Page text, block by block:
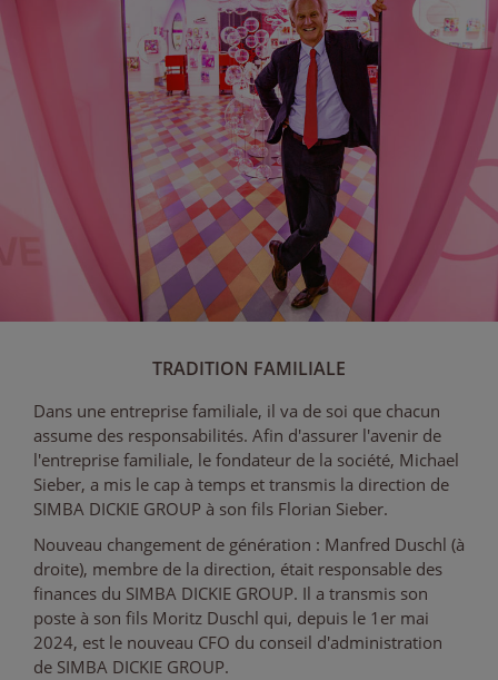
TRADITION FAMILIALE
Dans une entreprise familiale, il va de soi que chacun
assume des responsabilités. Afin d'assurer l'avenir de
l'entreprise familiale, le fondateur de la société, Michael
Sieber, a mis le cap à temps et transmis la direction de
SIMBA DICKIE GROUP à son fils Florian Sieber.
Nouveau changement de génération : Manfred Duschl (à
droite), membre de la direction, était responsable des
finances du SIMBA DICKIE GROUP. Il a transmis son
poste à son fils Moritz Duschl qui, depuis le 1er mai
2024, est le nouveau CFO du conseil d'administration
de SIMBA DICKIE GROUP.